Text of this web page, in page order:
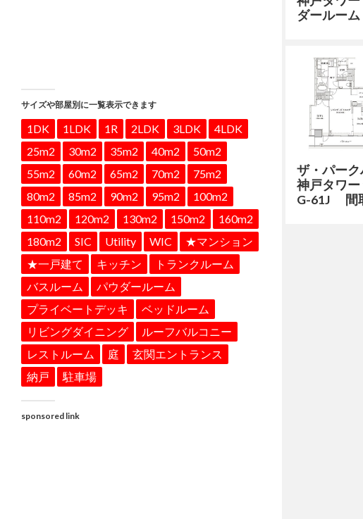
サイズや部屋別に一覧表示できます
1DK 1LDK 1R 2LDK 3LDK
4LDK
25m2
30m2 35m2 40m2
50m2
55m2
60m2 65m2 70m2
75m2
80m2
85m2 90m2 95m2
100m2
110m2
120m2 130m2 150m2
160m2
180m2
SIC Utility WIC
★マンション
★一戸建て
キッチン
トランクルーム
バスルーム
パウダールーム
プライベートデッキ
ベッドルーム
リビングダイニング
ルーフバルコニー
レストルーム
庭
玄関エントランス
納戸
駐車場
sponsored link
ダールーム
ザ・パーク
神戸タワ
G-61J 間